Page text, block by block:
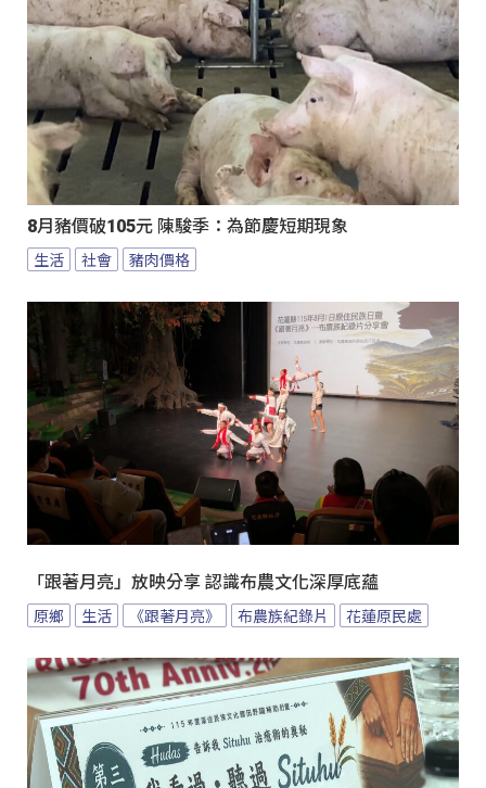
8月豬價破105元 陳駿季：為節慶短期現象
生活 社會 豬肉價格
「跟著月亮」放映分享 認識布農文化深厚底蘊
原鄉 生活 《跟著月亮》 布農族紀錄片 花蓮原民處